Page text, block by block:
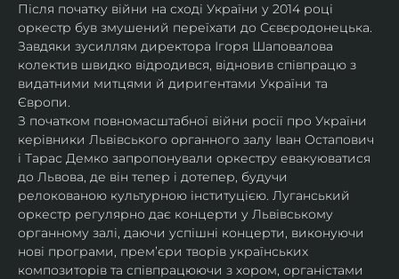
Після початку війни на сході України у 2014 році
оркестр був змушений переїхати до Сєвєродонецька.
Завдяки зусиллям директора Ігоря Шаповалова
колектив швидко відродився, відновив співпрацю з
видатними митцями й диригентами України та
Європи.
З початком повномасштабної війни росії про України
керівники Львівського органного залу Іван Остапович
і Тарас Демко запропонували оркестру евакуюватися
до Львова, де він тепер і дотепер, будучи
релокованою культурною інституцією. Луганський
оркестр регулярно дає концерти у Львівському
органному залі, даючи успішні концерти, виконуючи
нові програми, прем’єри творів українських
композиторів та співпрацюючи з хором, органістами